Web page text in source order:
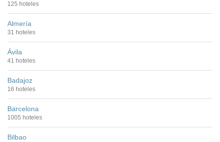
125 hoteles
Almería
31 hoteles
Ávila
41 hoteles
Badajoz
16 hoteles
Barcelona
1005 hoteles
Bilbao